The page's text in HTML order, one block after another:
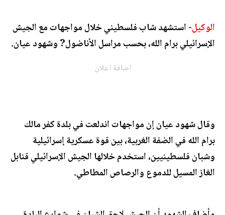
الوكيل-استشهد شاب فلسطيني خلال مواجهات مع الجيش
الإسرائيلي برام الله، بحسب مراسل ‏الأناضول? وشهود عيان.
اضافة اعلان
وقال شهود عيان إن مواجهات اندلعت في بلدة كفر مالك
برام الله في الضفة الغربية، بين قوة عسكرية إسرائيلية
وشبان فلسطينيين، استخدم خلالها الجيش الإسرائيلي قنابل
الغاز المسيل للدموع والرصاص المطاطي.